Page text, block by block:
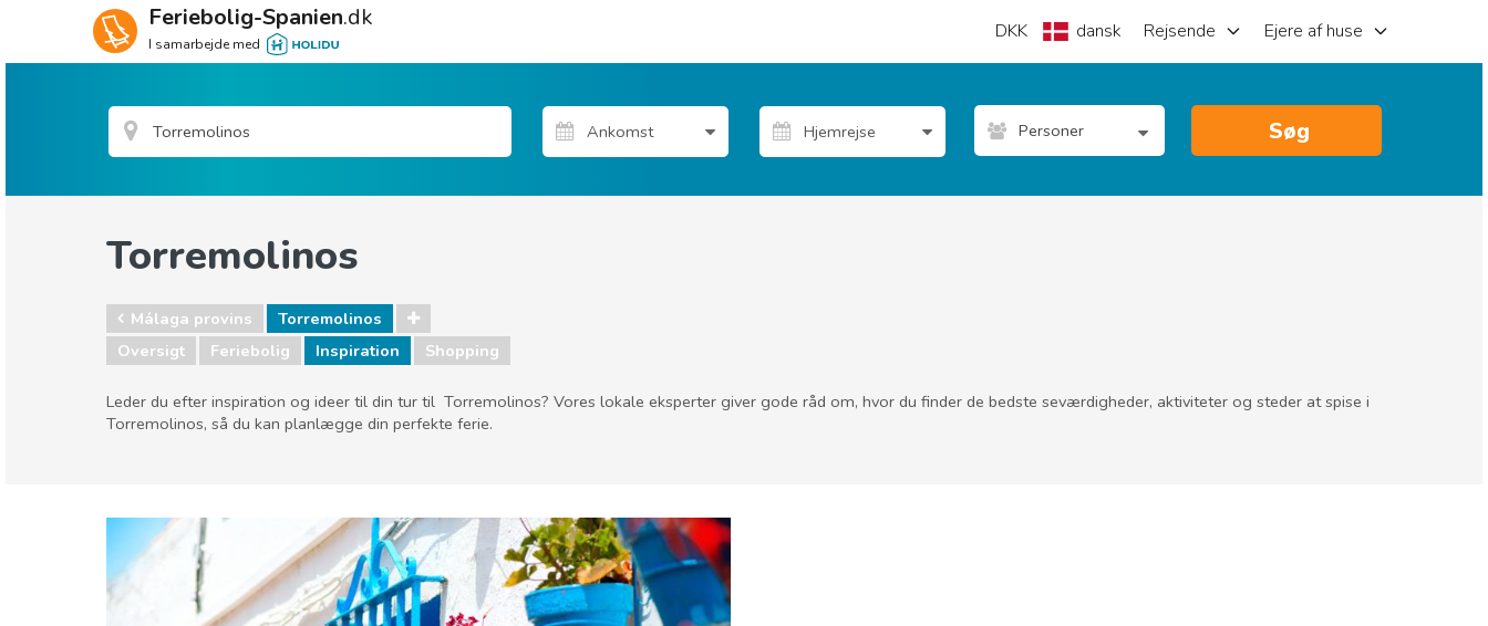
Feriebolig-Spanien.dk
I samarbejde med
DKK dansk Rejsende Ejere af huse
Personer Søg
Torremolinos
Málaga provins
Torremolinos
Oversigt
Feriebolig Inspiration Shopping
Leder du efter inspiration og ideer til din tur til Torremolinos? Vores lokale eksperter giver gode råd om, hvor du finder de bedste seværdigheder, aktiviteter og steder at spise i
Torremolinos, så du kan planlægge din perfekte ferie.
Shopping